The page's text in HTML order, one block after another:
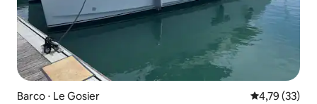
Barco ⋅ Le Gosier 4,79 de uma
4,79 (33)